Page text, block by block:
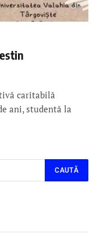
caritabilă
ani, studentă la